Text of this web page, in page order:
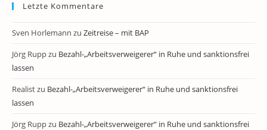
Letzte Kommentare
Sven Horlemann zu Zeitreise – mit BAP
Jörg Ruppzu Bezahl-„Arbeitsverweigerer“ in Ruhe und sanktionsfrei
lassen
Realistzu Bezahl-„Arbeitsverweigerer“ in Ruhe und sanktionsfrei
lassen
Jörg Ruppzu Bezahl-„Arbeitsverweigerer“ in Ruhe und sanktionsfrei